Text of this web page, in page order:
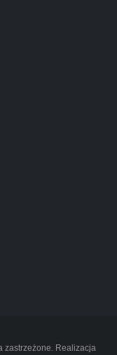
zastrzeżone. Realizacja